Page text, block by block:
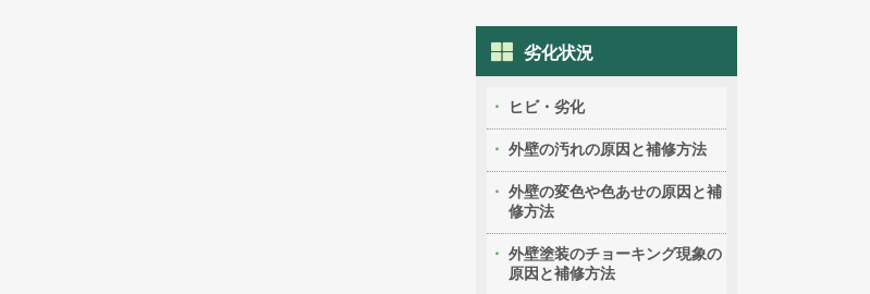
劣化状況
ヒビ・劣化
外壁の汚れの原因と補修方法
外壁の変色や色あせの原因と補
修方法
外壁塗装のチョーキング現象の
原因と補修方法